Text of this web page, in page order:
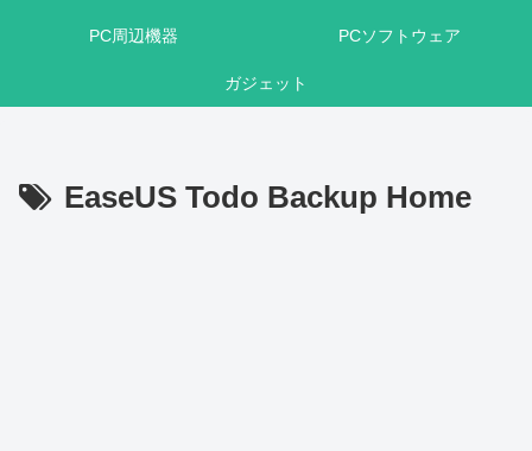
PC周辺機器 PCソフトウェア
ガジェット
EaseUS Todo Backup Home